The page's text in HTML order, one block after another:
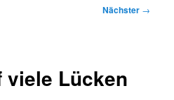
Nächster →
Lücken